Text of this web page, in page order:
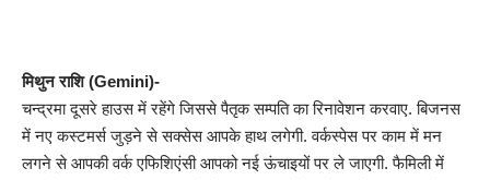
मिथुन राशि (Gemini)-
चन्द्रमा दूसरे हाउस में रहेंगे जिससे पैतृक सम्पति का रिनावेशन करवाए. बिजनस
में नए कस्टमर्स जुड़ने से सक्सेस आपके हाथ लगेगी. वर्कस्पेस पर काम में मन
लगने से आपकी वर्क एफिशिएंसी आपको नई ऊंचाइयों पर ले जाएगी. फैमिली में